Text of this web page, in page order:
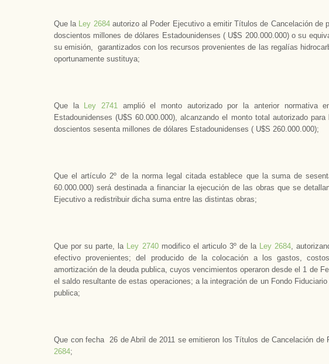
Que la Ley 2684 autorizo al Poder Ejecutivo a emitir Títulos de Cancelación
doscientos millones de dólares Estadounidenses ( U$S 200.000.000) o su
su emisión, garantizados con los recursos provenientes de las regalías
oportunamente sustituya;
Que la Ley 2741 amplió el monto autorizado por la anterior normativa
Estadounidenses (U$S 60.000.000), alcanzando el monto total autorizado
doscientos sesenta millones de dólares Estadounidenses ( U$S 260.000.000);
Que el artículo 2º de la norma legal citada establece que la suma de
60.000.000) será destinada a financiar la ejecución de las obras que se
Ejecutivo a redistribuir dicha suma entre las distintas obras;
Que por su parte, la Ley 2740 modifico el articulo 3º de la Ley 2684,
efectivo provenientes; del producido de la colocación a los gastos,
amortización de la deuda publica, cuyos vencimientos operaron desde el 1 de
el saldo resultante de estas operaciones; a la integración de un Fondo
publica;
Que con fecha 26 de Abril de 2011 se emitieron los Títulos de Cancelación de
2684;